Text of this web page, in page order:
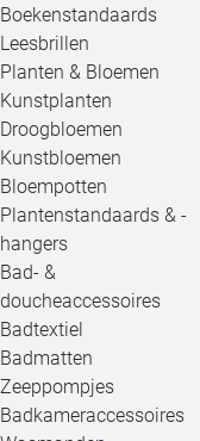
Boekenstandaards
Leesbrillen
Planten & Bloemen
Kunstplanten
Droogbloemen
Kunstbloemen
Bloempotten
Plantenstandaards & -
hangers
Bad- &
doucheaccessoires
Badtextiel
Badmatten
Zeeppompjes
Badkameraccessoires